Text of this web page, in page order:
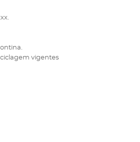
vigentes